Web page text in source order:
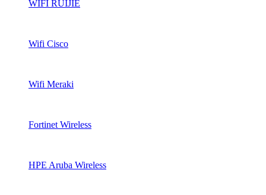
WIFI RUIJIE
Wifi Cisco
Wifi Meraki
Fortinet Wireless
HPE Aruba Wireless